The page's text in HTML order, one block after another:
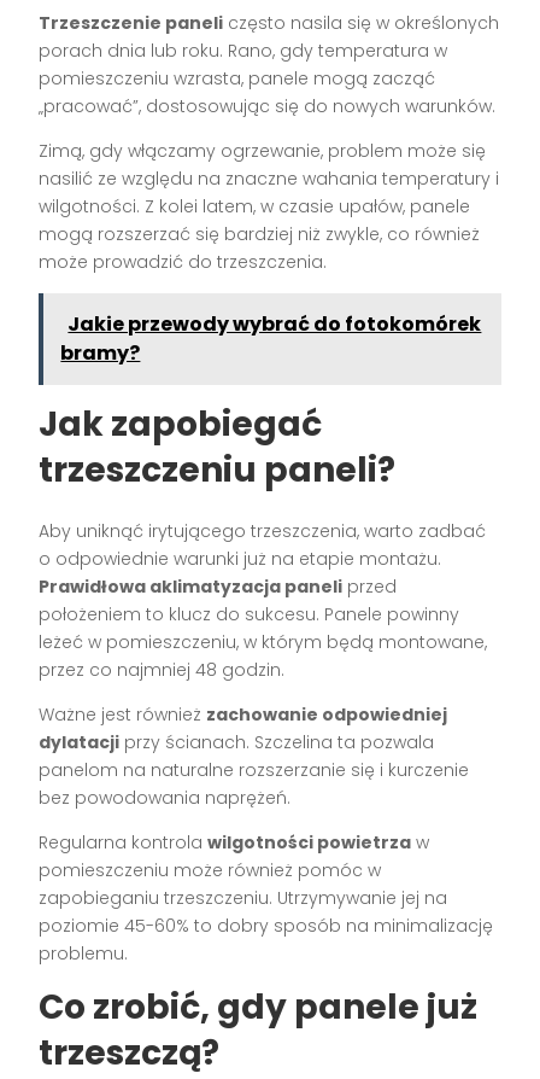
Trzeszczenie paneli często nasila się w określonych
porach dnia lub roku. Rano, gdy temperatura w
pomieszczeniu wzrasta, panele mogą zacząć
„pracować”, dostosowując się do nowych warunków.
Zimą, gdy włączamy ogrzewanie, problem może się
nasilić ze względu na znaczne wahania temperatury i
wilgotności. Z kolei latem, w czasie upałów, panele
mogą rozszerzać się bardziej niż zwykle, co również
może prowadzić do trzeszczenia.
Jakie przewody wybrać do fotokomórek
bramy?
Jak zapobiegać
trzeszczeniu paneli?
Aby uniknąć irytującego trzeszczenia, warto zadbać
o odpowiednie warunki już na etapie montażu.
Prawidłowa aklimatyzacja paneli przed
położeniem to klucz do sukcesu. Panele powinny
leżeć w pomieszczeniu, w którym będą montowane,
przez co najmniej 48 godzin.
Ważne jest również zachowanie odpowiedniej
dylatacji przy ścianach. Szczelina ta pozwala
panelom na naturalne rozszerzanie się i kurczenie
bez powodowania naprężeń.
Regularna kontrolawilgotności powietrza w
pomieszczeniu może również pomóc w
zapobieganiu trzeszczeniu. Utrzymywanie jej na
poziomie 45-60% to dobry sposób na minimalizację
problemu.
Co zrobić, gdy panele już
trzeszczą?